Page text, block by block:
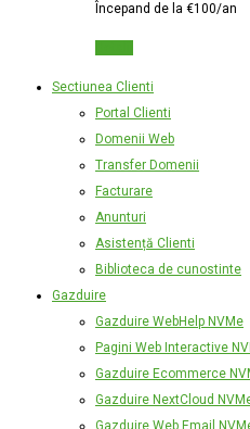
Începand de la €100/an
Sectiunea Clienti
Portal Clienti
Domenii Web
Transfer Domenii
Facturare
Anunturi
Asistență Clienti
Biblioteca de cunostinte
Gazduire
Gazduire WebHelp NVMe
Pagini Web Interactive
Gazduire Ecommerce
Gazduire NextCloud
Gazduire Web Email